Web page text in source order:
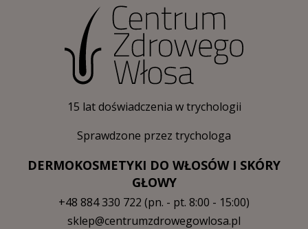
15 lat doświadczenia w trychologii
Sprawdzone przez trychologa
DERMOKOSMETYKI DO WŁOSÓW I SKÓRY
GŁOWY
+48 884 330 722 (pn. - pt. 8:00 - 15:00)
sklep@centrumzdrowegowlosa.pl